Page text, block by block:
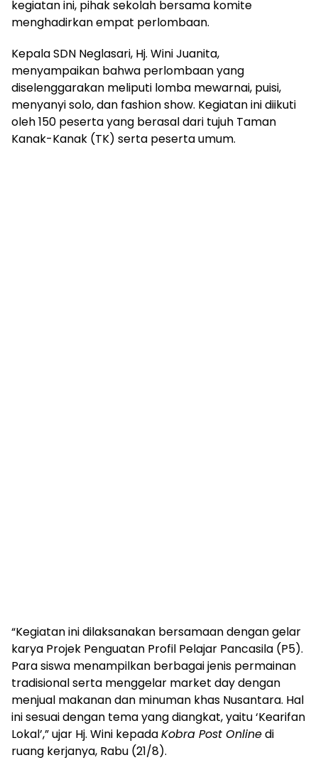
kegiatan ini, pihak sekolah bersama komite
menghadirkan empat perlombaan.
Kepala SDN Neglasari, Hj. Wini Juanita,
menyampaikan bahwa perlombaan yang
diselenggarakan meliputi lomba mewarnai, puisi,
menyanyi solo, dan fashion show. Kegiatan ini diikuti
oleh 150 peserta yang berasal dari tujuh Taman
Kanak-Kanak (TK) serta peserta umum.
“Kegiatan ini dilaksanakan bersamaan dengan gelar
karya Projek Penguatan Profil Pelajar Pancasila (P5).
Para siswa menampilkan berbagai jenis permainan
tradisional serta menggelar market day dengan
menjual makanan dan minuman khas Nusantara. Hal
ini sesuai dengan tema yang diangkat, yaitu ‘Kearifan
Lokal’,” ujar Hj. Wini kepadaKobra Post Onlinedi
ruang kerjanya, Rabu (21/8).